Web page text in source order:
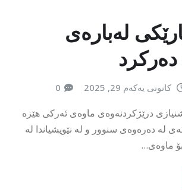
لەبارەی
کانونی یەکەم 29, 2025 0
درێژکردنەوەی ماوەی ئەرکی هێزە
لە دەرەوەی سنوور و لە نێویشیاندا لە
ماوەی…